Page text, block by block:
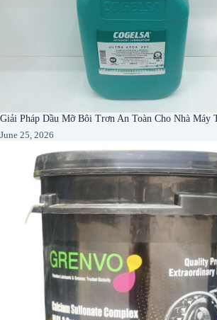
Giải Pháp Dầu Mỡ Bôi Trơn An Toàn Cho Nhà Máy
June 25, 2026